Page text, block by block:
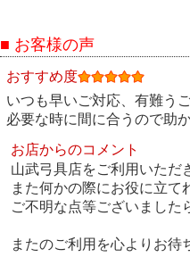
■ お客様の声
おすすめ度
いつも早いご対応、有難う
必要な時に間に合うので助か
お店からのコメント
山武弓具店をご利用いただ
また何かの際にお役に立て
ご不明な点等ございました
またのご利用を心よりお待